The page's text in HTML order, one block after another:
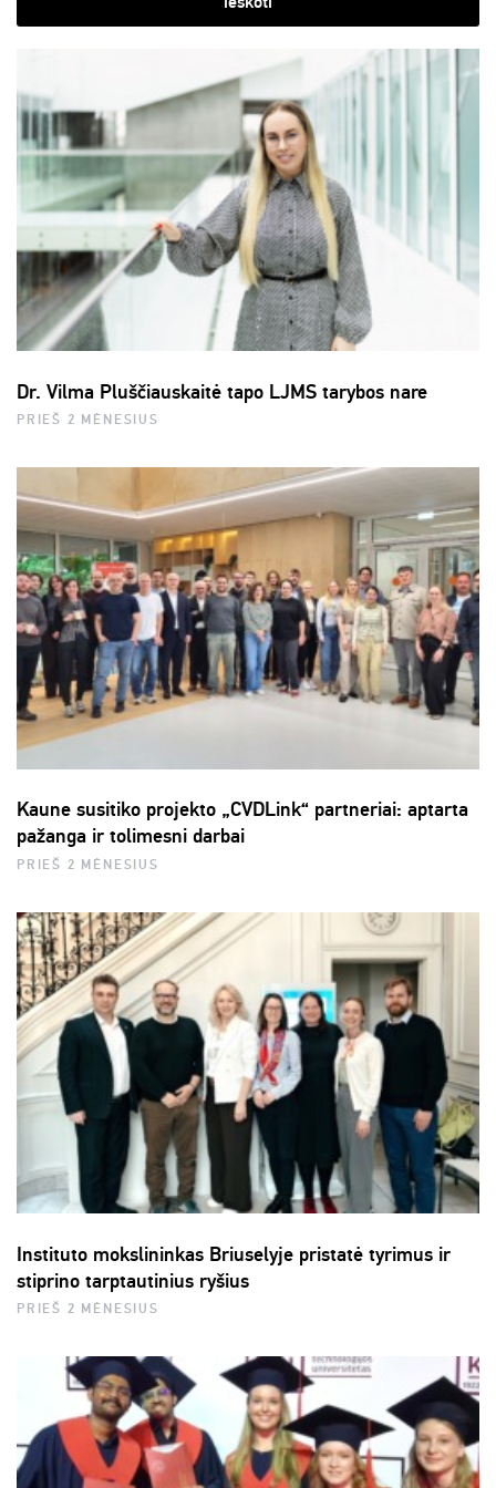
Dr. Vilma Pluščiauskaitė tapo LJMS tarybos nare
PRIEŠ 2 MĖNESIUS
Kaune susitiko projekto „CVDLink“ partneriai: aptarta
pažanga ir tolimesni darbai
PRIEŠ 2 MĖNESIUS
Instituto mokslininkas Briuselyje pristatė tyrimus ir
stiprino tarptautinius ryšius
PRIEŠ 2 MĖNESIUS